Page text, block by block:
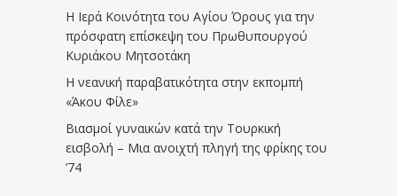
Η Ιερά Κοινότητα του Αγίου Όρους για την
πρόσφατη επίσκεψη του Πρωθυπουργού
Κυριάκου Μητσοτάκη
Η νεανική παραβατικότητα στην εκπομπή
«Άκου Φίλε»
Βιασμοί γυναικών κατά την Τουρκική
εισβολή – Μια ανοιχτή πληγή της φρίκης του
’74